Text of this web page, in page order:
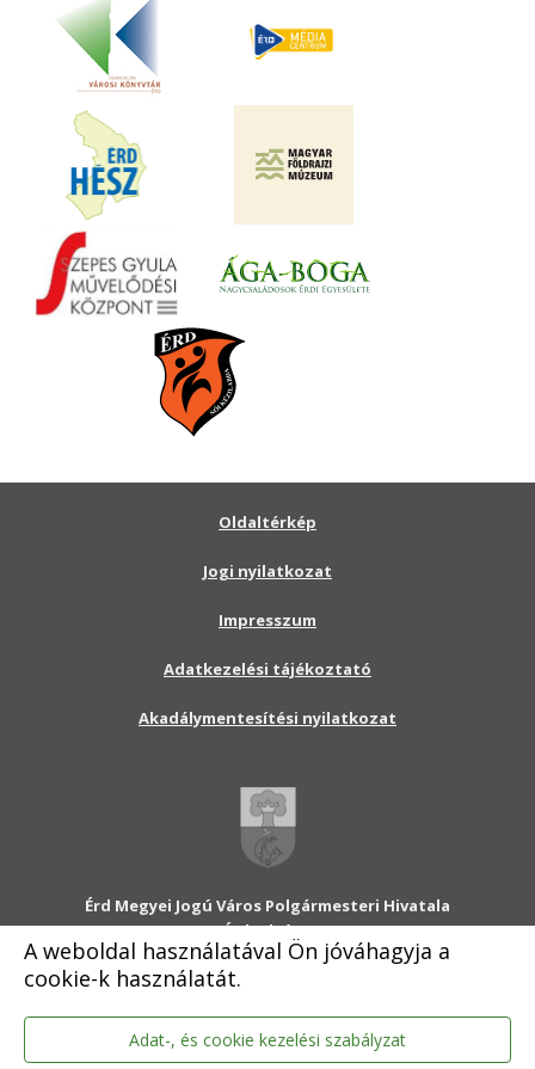
A weboldal használatával Ön jóváhagyja a
cookie-k használatát.
Adat-, és cookie kezelési szabályzat
Érd Megyei Jogú Város Polgármesteri Hivatala
2030 Érd, Alsó utca 1.
Levélcím: 2031 Érd, Pf.: 31
E-mail:onkormanyzat@erd.hu
Telefonközpont:06-23-522-300
Ügyfélszolgálat:06-23-522-301
Hivatali Kapu: ERDPH
Oldaltérkép
Jogi nyilatkozat
Impresszum
Adatkezelési tájékoztató
Akadálymentesítési nyilatkozat